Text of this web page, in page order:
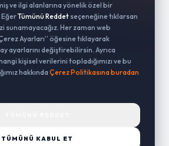
ve ilgi alanlarına yönelik özel bir
Tümünü Reddet seçeneğine tıklarsan
sunamayacağız. Her zaman web
Ayarları” öğesine tıklayarak
ayarlarını değiştirebilirsin. Ayrıca
kişisel verilerini topladığımızı ve bu
hakkında Çerez Politikasına buradan
TÜMÜNÜ KABUL ET